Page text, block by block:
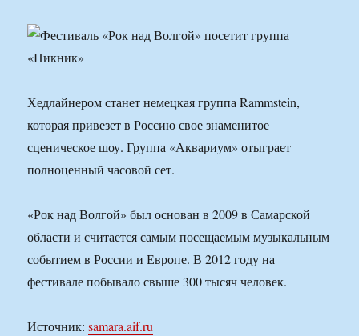
Хедлайнером станет немецкая группа Rammstein,
которая привезет в Россию свое знаменитое
сценическое шоу. Группа «Аквариум» отыграет
полноценный часовой сет.
«Рок над Волгой» был основан в 2009 в Самарской
области и считается самым посещаемым музыкальным
событием в России и Европе. В 2012 году на
фестивале побывало свыше 300 тысяч человек.
Источник:samara.aif.ru